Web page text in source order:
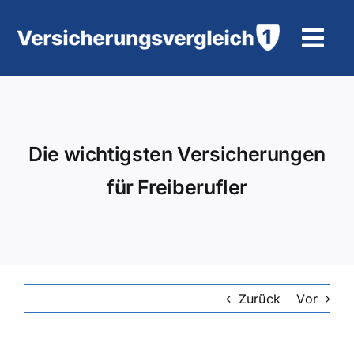
Inhalt
Motorradversicherung
Die wichtigsten Versicherungen
für Freiberufler
Zurück Vor